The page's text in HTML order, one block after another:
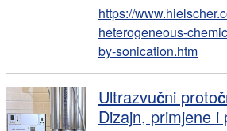
https://
heterogeneous-
by-sonication.htm
Ultrazvučni
Dizajn, primjene i